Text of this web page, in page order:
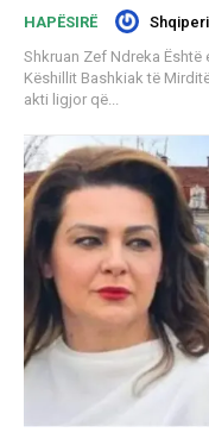
HAPËSIRË
Shkruan Zef Ndreka Është e pafalshme që edhe sot, pas vendimit të
Këshillit Bashkiak të
akti ligjor që...